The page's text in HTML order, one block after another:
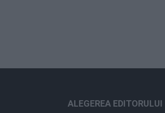
ALEGEREA EDITORULUI